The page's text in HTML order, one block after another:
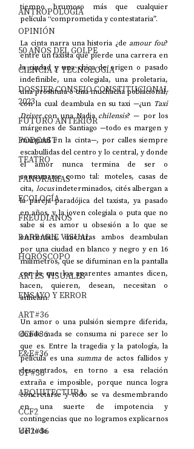
ANTROPOLOGÍA
OPINIÓN
50 AÑOS DEL GOLPE
CIENCIA Y TECNOLOGÍA
DOSSIER CONSEJO CONSTITUCIONAL
2023
FUTURO ANTERIOR
PODCAST
TEATRO
PANORAMAS
ECOLOGÍA
FREUDIANOS
BARBARIE VISUAL
HORÓSCOPO
ARTES VISUALES
ENSAYO Y ERROR
ART#36
CCF#36
E&E#36
UP#36
ARQUITECTURA
CCF2
UP2#36
tiempo brumoso más que cualquier
película “comprometida y contestataria”.
La cinta narra una historia ¿de amour fou?
entre un taxista que pierde una carrera en
la ciudad y una chica de origen o pasado
indefinible, una colegiala, una proletaria,
una prostituta o una muchacha poblacional,
con la cual deambula en su taxi —¿un Taxi
Driver con una Nadja chilensis? — por los
márgenes de Santiago —todo es margen y
marginal en la cinta—, por calles siempre
escabullidas del centro y lo central, y donde
el amor nunca termina de ser o
consumarse como tal: moteles, casas de
cita, locus indeterminados, cités albergan a
la pareja paradójica del taxista, ya pasado
en años, y la joven colegiala o puta que no
sabe si es amor u obsesión a lo que se
enfrentan, mientras ambos deambulan
por una ciudad en blanco y negro y en 16
milímetros, que se difuminan en la pantalla
con lo que los aparentes amantes dicen,
hacen, quieren, desean, necesitan o
anhelan.
Un amor o una pulsión siempre diferida,
donde nada se consuma ni parece ser lo
que es. Entre la tragedia y la patología, la
película es una summa de actos fallidos y
descentrados, en torno a esa relación
extraña e imposible, porque nunca logra
concretarse y todo se va desmembrando
en una suerte de impotencia y
contingencias que no logramos explicarnos
del todo.